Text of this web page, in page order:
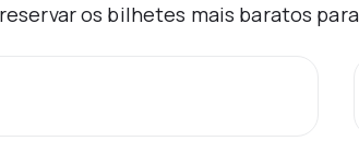
os bilhetes mais baratos